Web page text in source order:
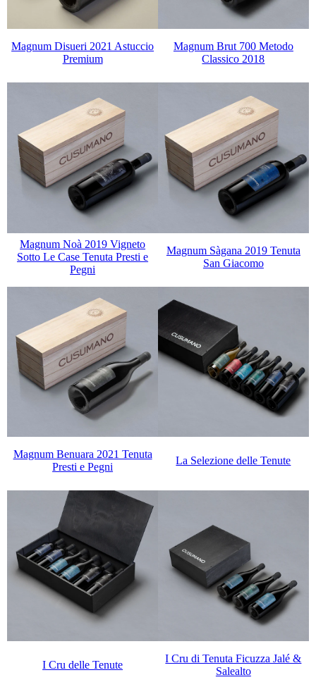
Magnum Disueri 2021 Astuccio
Premium
Magnum Brut 700 Metodo
Classico 2018
Magnum Noà 2019 Vigneto
Sotto Le Case Tenuta Presti e
Pegni
Magnum Sàgana 2019 Tenuta
San Giacomo
Magnum Benuara 2021 Tenuta
Presti e Pegni
La Selezione delle Tenute
I Cru delle Tenute
I Cru di Tenuta Ficuzza Jalé &
Salealto